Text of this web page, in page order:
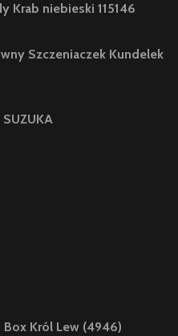
Krab niebieski 115146
Szczeniaczek Kundelek
Król Lew (4946)